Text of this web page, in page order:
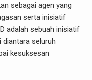
sebagai agen yang
serta inisiatif
adalah sebuah inisiatif
diantara seluruh
kesuksesan